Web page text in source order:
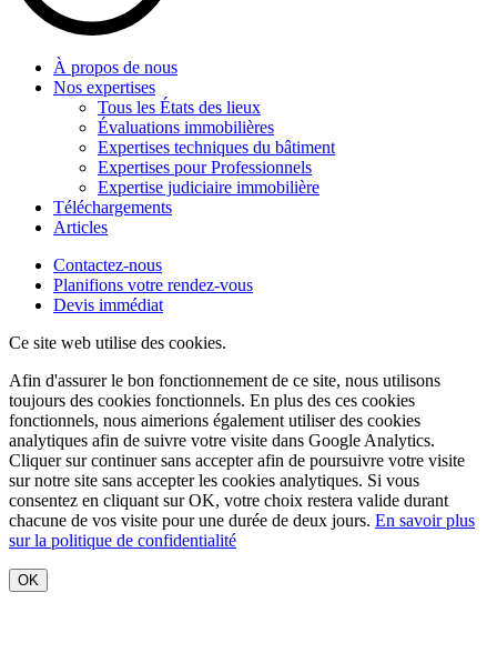
À propos de nous
Nos expertises
Tous les États des lieux
Évaluations immobilières
Expertises techniques du bâtiment
Expertises pour Professionnels
Expertise judiciaire immobilière
Téléchargements
Articles
Contactez-nous
Planifions votre rendez-vous
Devis immédiat
Ce site web utilise des cookies.
Afin d'assurer le bon fonctionnement de ce site, nous utilisons
toujours des cookies fonctionnels. En plus des ces cookies
fonctionnels, nous aimerions également utiliser des cookies
analytiques afin de suivre votre visite dans Google Analytics.
Cliquer surcontinuer sans accepterafin de poursuivre votre visite
sur notre site sans accepter les cookies analytiques. Si vous
consentez en cliquant sur OK, votre choix restera valide durant
chacune de vos visite pour une durée de deux jours. En savoir plus
sur la politique de confidentialité
OK